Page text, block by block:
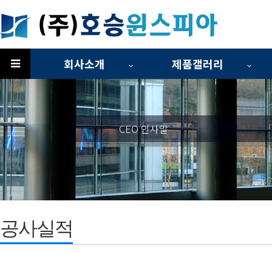
회사소개
제품갤러리
하위분류
CEO 인사말
공사실적